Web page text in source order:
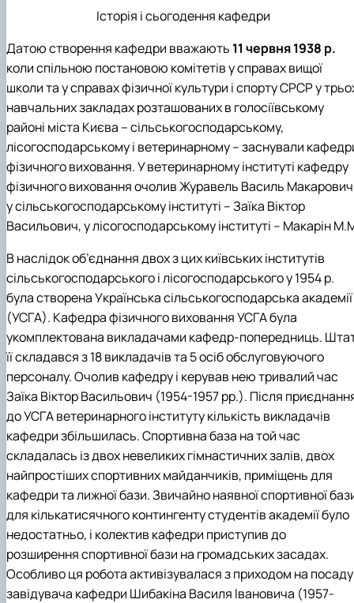
Історія і сьогодення кафедри
Датою створення кафедри вважають 11 червня 1938 р.
коли спільною постановою комітетів у справах вищої
школи та у справах фізичної культури і спорту СРСР у
навчальних закладах розташованих в голосіївському
районі міста Києва – сільськогосподарському,
лісогосподарському і ветеринарному – заснували
фізичного виховання. У ветеринарному інституті кафедру
фізичного виховання очолив Журавель Василь
у сільськогосподарському інституті – Заїка Віктор
Васильович, у лісогосподарському інституті – Макарін
В наслідок об’єднання двох з цих київських інститутів
сільськогосподарського і лісогосподарського у 1954 р.
була створена Українська сільськогосподарська академії
(УСГА). Кафедра фізичного виховання УСГА була
укомплектована викладачами кафедр-попередниць.
її складався з 18 викладачів та 5 осіб обслуговуючого
персоналу. Очолив кафедру і керував нею тривалий час
Заїка Віктор Васильович (1954-1957 рр.). Після
до УСГА ветеринарного інституту кількість викладачів
кафедри збільшилась. Спортивна база на той час
складалась із двох невеликих гімнастичних залів, двох
найпростіших спортивних майданчиків, приміщень для
кафедри та лижної бази. Звичайно наявної спортивної
для кількатисячного контингенту студентів академії було
недостатньо, і колектив кафедри приступив до
розширення спортивної бази на громадських засадах.
Особливо ця робота активізувалася з приходом на посаду
завідувача кафедри Шибакіна Василя Івановича (1957-